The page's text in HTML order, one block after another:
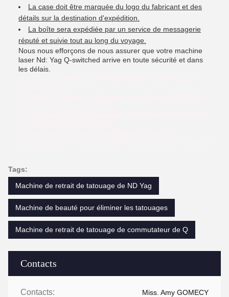
Contacts
Contacts: Miss. Amy GOMECY
La case doit être marquée du logo du fabricant et des
détails sur la destination d'expédition.
La boîte sera expédiée par un service de messagerie
réputé et suivie tout au long du voyage.
Nous nous efforçons de nous assurer que votre machine
laser Nd: Yag Q-switched arrive en toute sécurité et dans
les délais.
Tags:
Machine de retrait de tatouage de ND Yag
Machine de beauté pour éliminer les tatouages
Machine de retrait de tatouage de commutateur de Q